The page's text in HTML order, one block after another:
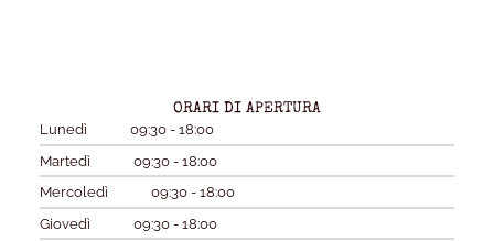
ORARI DI APERTURA
Lunedì
09:30 - 18:00
Martedì
09:30 - 18:00
Mercoledì
09:30 - 18:00
Giovedì
09:30 - 18:00